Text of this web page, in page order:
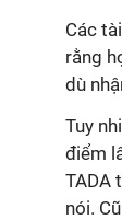
Các
rằng
dù
Tuy
điểm
TADA
nói.